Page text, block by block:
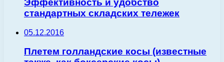
Эффективность и удобство
стандартных складских тележек
05.12.2016
Плетем голландские косы (известные